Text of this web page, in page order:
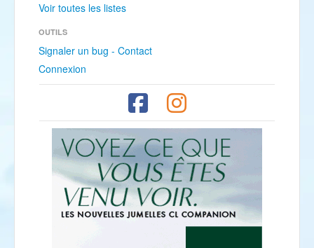
Voir toutes les listes
OUTILS
Signaler un bug - Contact
Connexion